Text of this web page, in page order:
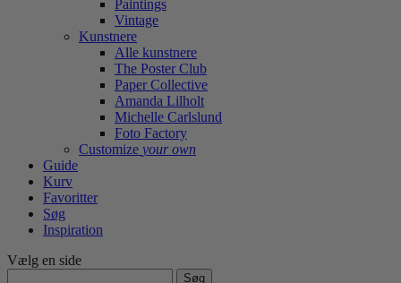
Paintings
Vintage
Kunstnere
Alle kunstnere
The Poster Club
Paper Collective
Amanda Lilholt
Michelle Carlslund
Foto Factory
Customize your own
Guide
Kurv
Favoritter
Søg
Inspiration
Vælg en side